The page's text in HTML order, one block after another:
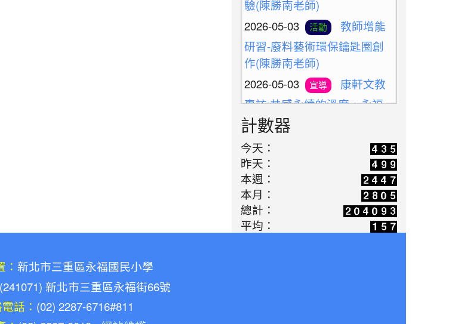
2026-05-03 活動
研習-廢料藝術環保鑰匙圈創
作(陳勝南老師)
2026-05-03 宣導
專訪:共感永續的溫度，永福
樣(陳勝南老師)
2026-04-14
老標示柱
的第二春：讓廢料升格變身雨
天便利巧物
2026-03-16
歡迎光臨
解憂百貨公司(施婷婷老師)
計數器
今天：
昨天：
本週：
本月：
總計：
平均：
新北市三重區永福國民小學
(241071) 新北市三重區永福街66號
話： (02) 2287-6716#811